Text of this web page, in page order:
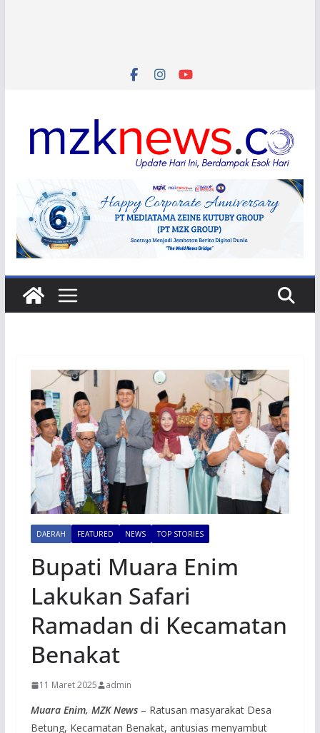
DAERAH FEATURED NEWS TOP STORIES
Bupati Muara Enim
Lakukan Safari
Ramadan di Kecamatan
Benakat
11 Maret 2025 admin
Muara Enim, MZK News– Ratusan masyarakat Desa
Betung, Kecamatan Benakat, antusias menyambut